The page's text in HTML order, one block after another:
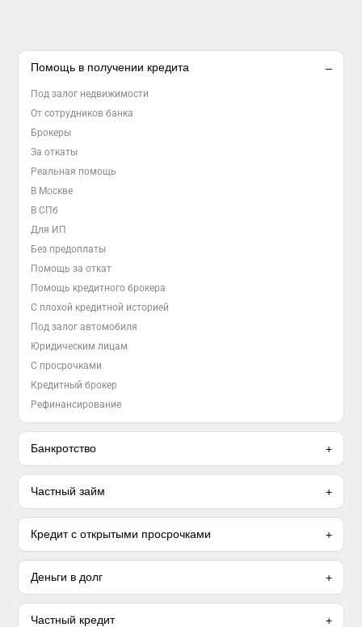
Помощь в получении кредита
Под залог недвижимости
От сотрудников банка
Брокеры
За откаты
Реальная помощь
В Москве
В СПб
Для ИП
Без предоплаты
Помощь за откат
Помощь кредитного брокера
С плохой кредитной историей
Под залог автомобиля
Юридическим лицам
С просрочками
Кредитный брокер
Рефинансирование
Банкротство
Частный займ
Кредит с открытыми просрочками
Деньги в долг
Частный кредит